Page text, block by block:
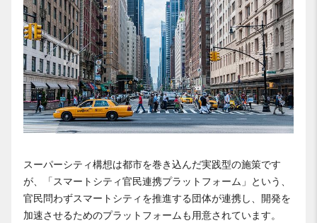
スーパーシティ構想は都市を巻き込んだ実践型の施策です
が、「スマートシティ官民連携プラットフォーム」という、
官民問わずスマートシティを推進する団体が連携し、開発を
加速させるためのプラットフォームも用意されています。